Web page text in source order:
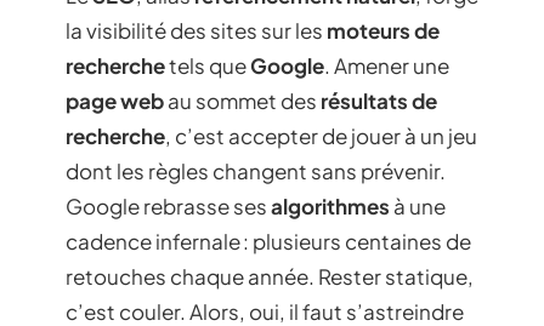
la visibilité des sites sur les moteurs de
recherchetels queGoogle. Amener une
page webau sommet des résultats de
recherche, c’est accepter de jouer à un jeu
dont les règles changent sans prévenir.
Google rebrasse sesalgorithmes à une
cadence infernale : plusieurs centaines de
retouches chaque année. Rester statique,
c’est couler. Alors, oui, il faut s’astreindre